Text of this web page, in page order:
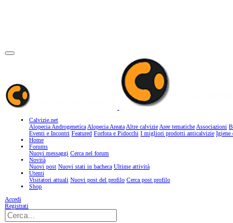
Calvizie.net
Alopecia AndrogeneticaAlopecia AreataAltre calvizieAree tematicheAssociazioni
Eventi e Incontri Featured Forfora e Pidocchi I migliori prodotti anticalvizie Igiene
Home
Forums
Nuovi messaggi Cerca nel forum
Novità
Nuovi post Nuovi stati in bacheca Ultime attività
Utenti
Visitatori attuali Nuovi post del profilo Cerca post profilo
Shop
Accedi
Registrati